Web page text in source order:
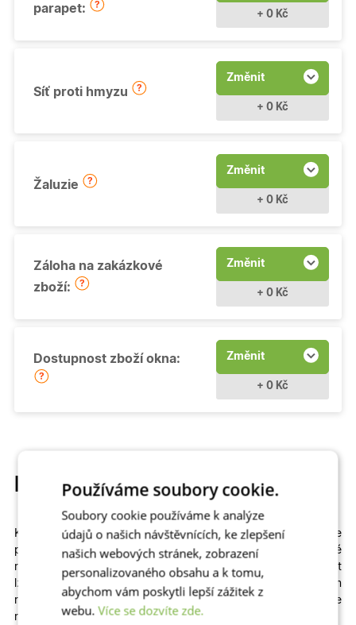
parapet:
+ 0 Kč
Síť proti hmyzu
Změnit
+ 0 Kč
Žaluzie
Změnit
+ 0 Kč
Záloha na zakázkové
zboží:
Změnit
+ 0 Kč
Dostupnost zboží okna: Změnit
+ 0 Kč
Popis produktu
Kvalitní a cenově dostupnéotevíravéplastové okno si můžete
přizpůsobitna míru. Na výběr máme
různé
rozměry
,prosklení dekory
včetně dřevěných. Zvolit
lze izolační dvojsklo či
trojsklo v kombinaci s teplým
rámečkem
– zkrátka to, co vašemu domu či bytu sedne
nejlépe!
Používáme soubory cookie.
Soubory cookie používáme k analýze
údajů o našich návštěvnících, ke zlepšení
našich webových stránek, zobrazení
personalizovaného obsahu a k tomu,
abychom vám poskytli lepší zážitek z
webu.Více se dozvíte zde.